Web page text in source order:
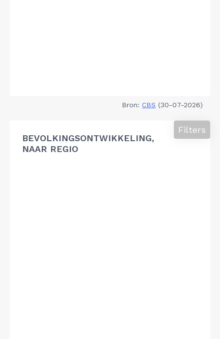
Bron: CBS (30-07-2026)
BEVOLKINGSONTWIKKELING,
NAAR REGIO
Filters